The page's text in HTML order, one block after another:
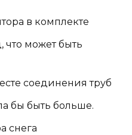
в комплекте
что может быть
соединения труб
бы быть больше.
снега